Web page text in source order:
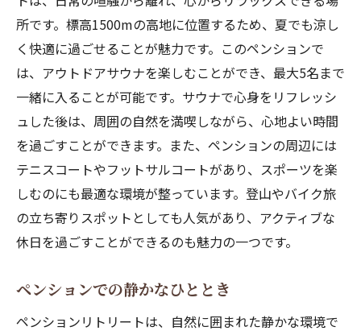
所です。標高1500mの高地に位置するため、夏でも涼し
く快適に過ごせることが魅力です。このペンションで
は、アウトドアサウナを楽しむことができ、最大5名まで
一緒に入ることが可能です。サウナで心身をリフレッシ
ュした後は、周囲の自然を満喫しながら、心地よい時間
を過ごすことができます。また、ペンションの周辺には
テニスコートやフットサルコートがあり、スポーツを楽
しむのにも最適な環境が整っています。登山やバイク旅
の立ち寄りスポットとしても人気があり、アクティブな
休日を過ごすことができるのも魅力の一つです。
ペンションでの静かなひととき
ペンションリトリートは、自然に囲まれた静かな環境で